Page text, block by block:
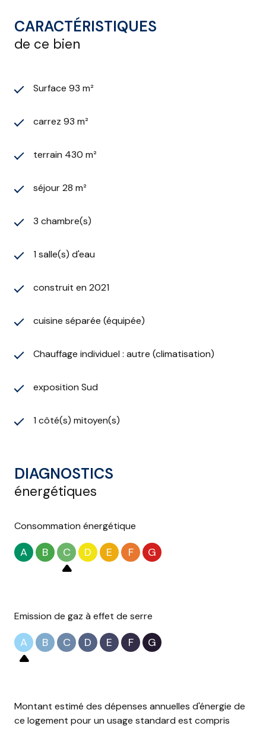
CARACTÉRISTIQUES
de ce bien
Surface 93 m²
carrez 93 m²
terrain 430 m²
séjour 28 m²
3 chambre(s)
1 salle(s) d'eau
construit en 2021
cuisine séparée (équipée)
Chauffage individuel : autre (climatisation)
exposition Sud
1 côté(s) mitoyen(s)
DIAGNOSTICS
énergétiques
Consommation énergétique
A B C D E F G
Emission de gaz à effet de serre
A B C D E F G
Montant estimé des dépenses annuelles d'énergie de
ce logement pour un usage standard est compris